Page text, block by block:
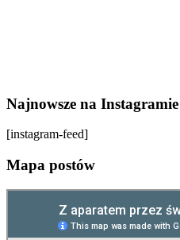
Najnowsze na Instagramie
[instagram-feed]
Mapa postów